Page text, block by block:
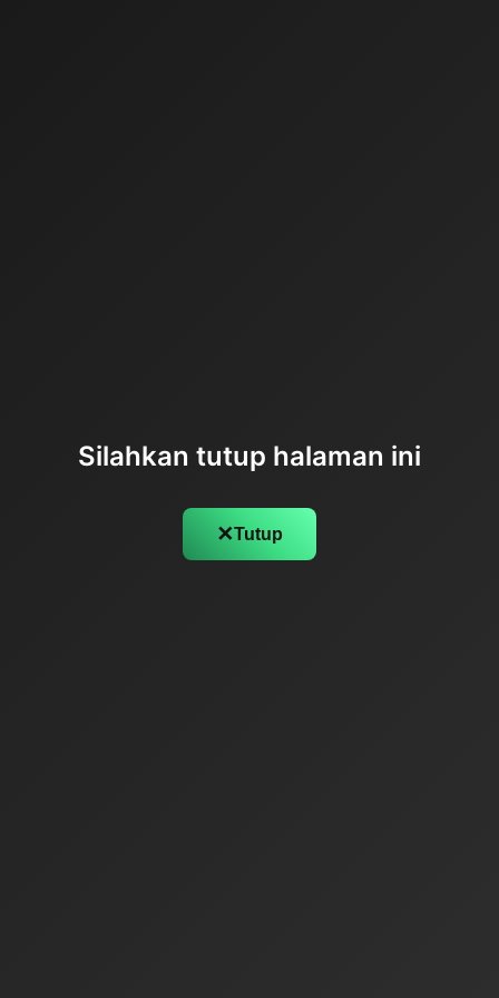
Silahkan tutup halaman ini
✕Tutup